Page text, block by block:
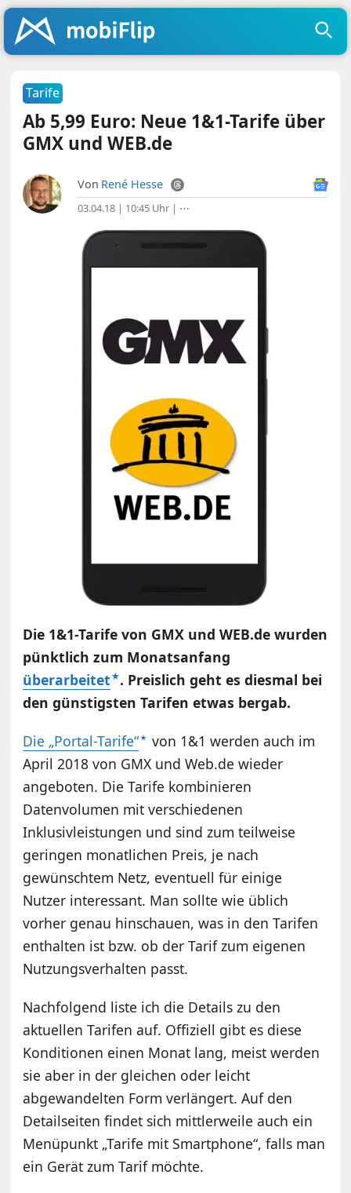
Tarife
Ab 5,99 Euro: Neue 1&1-Tarife über
GMX und WEB.de
Von René Hesse
03.04.18 | 10:45 Uhr | ⋯
Die 1&1-Tarife von GMX und WEB.de wurden
pünktlich zum Monatsanfang
überarbeitet . Preislich geht es diesmal bei
den günstigsten Tarifen etwas bergab.
Die „Portal-Tarife“
von 1&1 werden auch im
April 2018 von GMX und Web.de wieder
angeboten. Die Tarife kombinieren
Datenvolumen mit verschiedenen
Inklusivleistungen und sind zum teilweise
geringen monatlichen Preis, je nach
gewünschtem Netz, eventuell für einige
Nutzer interessant. Man sollte wie üblich
vorher genau hinschauen, was in den Tarifen
enthalten ist bzw. ob der Tarif zum eigenen
Nutzungsverhalten passt.
Nachfolgend liste ich die Details zu den
aktuellen Tarifen auf. Offiziell gibt es diese
Konditionen einen Monat lang, meist werden
sie aber in der gleichen oder leicht
abgewandelten Form verlängert. Auf den
Detailseiten findet sich mittlerweile auch ein
Menüpunkt „Tarife mit Smartphone“, falls man
ein Gerät zum Tarif möchte.